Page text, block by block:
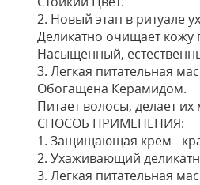
2. Новый этап в ритуале
Деликатно очищает
Насыщенный,
3. Легкая питательная
Обогащена Керамидом.
Питает волосы, делает
СПОСОБ ПРИМЕНЕНИЯ:
1. Защищающая крем -
2. Ухаживающий
3. Легкая питательная